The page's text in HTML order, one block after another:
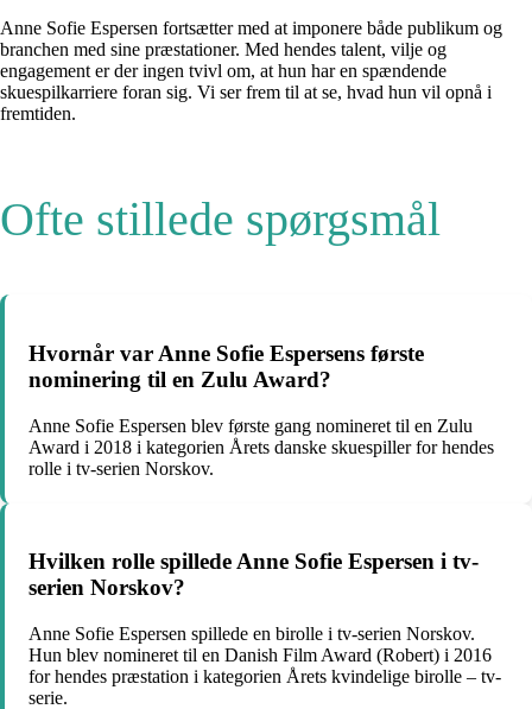
Anne Sofie Espersen fortsætter med at imponere både publikum og
branchen med sine præstationer. Med hendes talent, vilje og
engagement er der ingen tvivl om, at hun har en spændende
skuespilkarriere foran sig. Vi ser frem til at se, hvad hun vil opnå i
fremtiden.
Ofte stillede spørgsmål
Hvornår var Anne Sofie Espersens første
nominering til en Zulu Award?
Anne Sofie Espersen blev første gang nomineret til en Zulu
Award i 2018 i kategorien Årets danske skuespiller for hendes
rolle i tv-serien Norskov.
Hvilken rolle spillede Anne Sofie Espersen i tv-
serien Norskov?
Anne Sofie Espersen spillede en birolle i tv-serien Norskov.
Hun blev nomineret til en Danish Film Award (Robert) i 2016
for hendes præstation i kategorien Årets kvindelige birolle – tv-
serie.